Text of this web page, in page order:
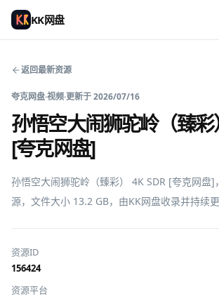
KK网盘
返回最新资源
夸克网盘·视频·更新于2026/07/16
孙悟空大闹狮驼岭（臻彩
[夸克网盘]
孙悟空大闹狮驼岭（臻彩） 4K SDR [夸克网盘]
源，文件大小 13.2 GB，由KK网盘收录并持续更
资源ID
156424
资源平台